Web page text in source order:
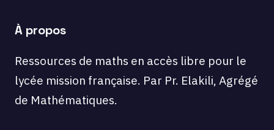
À propos
Ressources de maths en accès libre pour le
lycée mission française. Par Pr. Elakili, Agrégé
de Mathématiques.